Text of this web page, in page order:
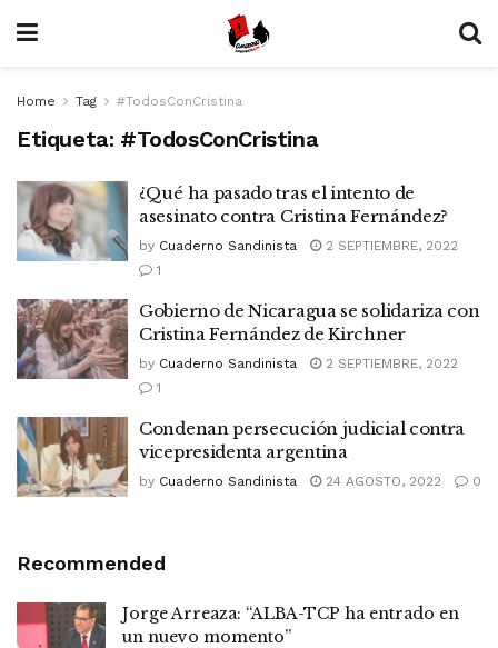
Home Tag #TodosConCristina
Etiqueta: #TodosConCristina
¿Qué ha pasado tras el intento de
asesinato contra Cristina Fernández?
by Cuaderno Sandinista
2 SEPTIEMBRE, 2022
1
Gobierno de Nicaragua se solidariza con
Cristina Fernández de Kirchner
by Cuaderno Sandinista
2 SEPTIEMBRE, 2022
1
Condenan persecución judicial contra
vicepresidenta argentina
by Cuaderno Sandinista 24 AGOSTO, 2022 0
Recommended
Jorge Arreaza: “ALBA-TCP ha entrado en
un nuevo momento”